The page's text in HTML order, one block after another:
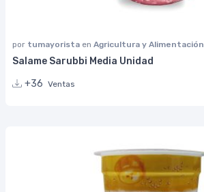
por tumayorista en Agricultura y Alimentación
Salame Sarubbi Media Unidad
+36 Ventas